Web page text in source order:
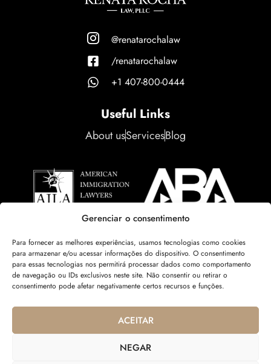
Gerenciar o consentimento
Para fornecer as melhores experiências, usamos tecnologias como cookies
para armazenar e/ou acessar informações do dispositivo. O consentimento
para essas tecnologias nos permitirá processar dados como comportamento
de navegação ou IDs exclusivos neste site. Não consentir ou retirar o
consentimento pode afetar negativamente certos recursos e funções.
ACEITAR
NEGAR
@renatarochalaw
/renatarochalaw
+1 407-800-0444
Useful Links
About usServicesBlog
Renata Rocha Law, PLLC